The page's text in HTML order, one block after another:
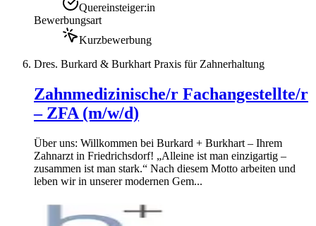
Quereinsteiger:in
Bewerbungsart
Kurzbewerbung
Dres. Burkard & Burkhart Praxis für Zahnerhaltung
Zahnmedizinische/r Fachangestellte/r
– ZFA (m/w/d)
Über uns: Willkommen bei Burkard + Burkhart – Ihrem
Zahnarzt in Friedrichsdorf! „Alleine ist man einzigartig –
zusammen ist man stark.“ Nach diesem Motto arbeiten und
leben wir in unserer modernen Gem...